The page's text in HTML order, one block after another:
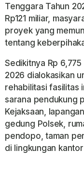
Tenggara Tahun
Rp121 miliar,
proyek yang
tentang
Sedikitnya Rp
2026 dialokasikan
rehabilitasi fasilitas
sarana pendukung
Kejaksaan,
gedung Polsek,
pendopo, taman
di lingkungan